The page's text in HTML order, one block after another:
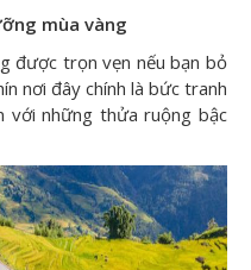
mùa vàng
được trọn vẹn nếu bạn bỏ
nơi đây chính là bức tranh
với những thửa ruộng bậc